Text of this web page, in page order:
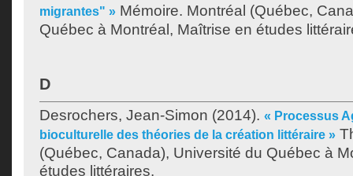
migrantes" » Mémoire. Montréal (Québec,
Québec à Montréal, Maîtrise en études
D
Desrochers, Jean-Simon (2014). « Processus
bioculturelle des théories de la création littéraire »
(Québec, Canada), Université du Québec à
études littéraires.